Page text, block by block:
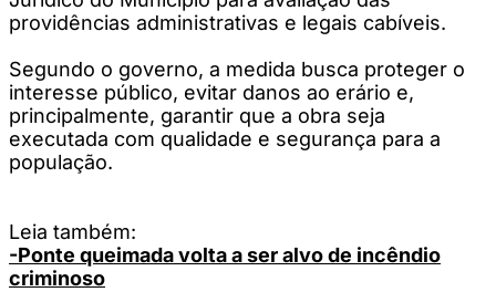
providências administrativas e legais cabíveis.
Segundo o governo, a medida busca proteger o
interesse público, evitar danos ao erário e,
principalmente, garantir que a obra seja
executada com qualidade e segurança para a
população.
Leia também:
-Ponte queimada volta a ser alvo de incêndio
criminoso